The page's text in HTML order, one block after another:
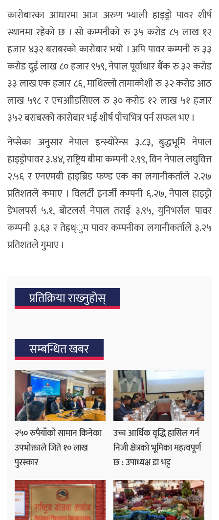
कारोबारका आधारमा आज अरुण भ्याली हाइड्रो पावर शीर्ष
स्थानमा रहेको छ । सो कम्पनीको रु ३५ करोड ८५ लाख १२
हजार ४३२ बराबरको कारोबार भयो । अपि पावर कम्पनी रु ३३
करोड दुई लाख ८० हजार ९५९, नेपाल पूर्वाधार बैंक रु ३२ करोड
३३ लाख एक हजार ८६, माथिल्लो तामाकोशी रु ३२ करोड आठ
लाख ५९८ र एचआीडसिएल रु ३० करोड १२ लाख ५१ हजार
३५२ बराबरको कारोबार भई शीर्ष पाँचभित्र पर्न सफल भए ।
नेप्सेका अनुसार नेपाल इन्स्योरेन्स ३.८३, बुद्धभूमि नेपाल
हाइड्रोपावर ३.४४, राष्ट्रिय बीमा कम्पनी २.९९, विन नेपाल लघुवित्त
२.५६ र एनएमबी हाइब्रिड फण्ड एक का लगानीकर्ताले २.२७
प्रतिशतले कमाए । विलर्टी इनर्जी कम्पनी ६.२७, नेपाल हाइड्रो
डेभलपर्स ५.१, बोटलर्स नेपाल तराई ३.९५, युनिभर्सल पावर
कम्पनी ३.६३ र तेह्रथ्ुम पावर कम्पनीका लगानीकर्ताले ३.२५
प्रतिशतले गुमाए ।
प्रतिक्रिया राख्‍नुहोस्
सम्बन्धित खबर
२५० रुपैयाँको सामान किनेका
उपभोक्ताले जिते १० लाख
पुरस्कार
उच्च आर्थिक वृद्धि हासिल गर्न
निजी क्षेत्रको भूमिका महत्वपूर्ण
छ : उपाध्यक्ष डा भट्ट